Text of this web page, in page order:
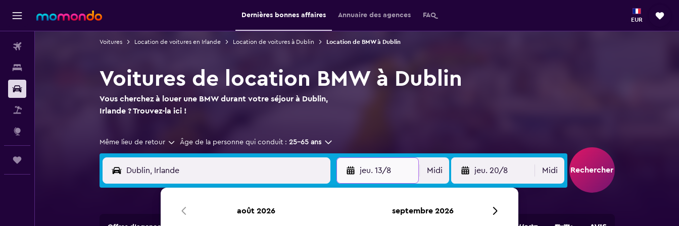
Dernières bonnes affaires Annuaire des agences FAQ
EUR
Voitures Location de voitures en Irlande Location de voitures à Dublin Location de BMW à Dublin
Voitures de location BMW à Dublin
Vous cherchez à louer une BMW durant votre séjour à Dublin,
Irlande ? Trouvez-la ici !
Même lieu de retour Âge de la personne qui conduit : 25-65 ans
jeu. 13/8 Midi jeu. 20/8 Midi Rechercher
août 2026 septembre 2026